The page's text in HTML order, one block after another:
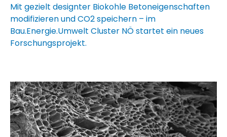
Mit gezielt designter Biokohle Betoneigenschaften
modifizieren und CO2 speichern – im
Bau.Energie.Umwelt Cluster NÖ startet ein neues
Forschungsprojekt.